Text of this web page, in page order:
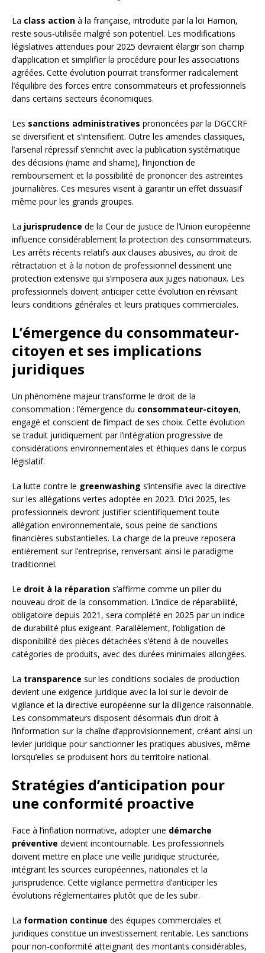
La class action à la française, introduite par la loi Hamon,
reste sous-utilisée malgré son potentiel. Les modifications
législatives attendues pour 2025 devraient élargir son champ
d’application et simplifier la procédure pour les associations
agréées. Cette évolution pourrait transformer radicalement
l’équilibre des forces entre consommateurs et professionnels
dans certains secteurs économiques.
Les sanctions administratives prononcées par la DGCCRF
se diversifient et s’intensifient. Outre les amendes classiques,
l’arsenal répressif s’enrichit avec la publication systématique
des décisions (name and shame), l’injonction de
remboursement et la possibilité de prononcer des astreintes
journalières. Ces mesures visent à garantir un effet dissuasif
même pour les grands groupes.
La jurisprudence de la Cour de justice de l’Union européenne
influence considérablement la protection des consommateurs.
Les arrêts récents relatifs aux clauses abusives, au droit de
rétractation et à la notion de professionnel dessinent une
protection extensive qui s’imposera aux juges nationaux. Les
professionnels doivent anticiper cette évolution en révisant
leurs conditions générales et leurs pratiques commerciales.
L’émergence du consommateur-
citoyen et ses implications
juridiques
Un phénomène majeur transforme le droit de la
consommation : l’émergence du consommateur-citoyen,
engagé et conscient de l’impact de ses choix. Cette évolution
se traduit juridiquement par l’intégration progressive de
considérations environnementales et éthiques dans le corpus
législatif.
La lutte contre le greenwashing s’intensifie avec la directive
sur les allégations vertes adoptée en 2023. D’ici 2025, les
professionnels devront justifier scientifiquement toute
allégation environnementale, sous peine de sanctions
financières substantielles. La charge de la preuve reposera
entièrement sur l’entreprise, renversant ainsi le paradigme
traditionnel.
Le droit à la réparation s’affirme comme un pilier du
nouveau droit de la consommation. L’indice de réparabilité,
obligatoire depuis 2021, sera complété en 2025 par un indice
de durabilité plus exigeant. Parallèlement, l’obligation de
disponibilité des pièces détachées s’étend à de nouvelles
catégories de produits, avec des durées minimales allongées.
La transparence sur les conditions sociales de production
devient une exigence juridique avec la loi sur le devoir de
vigilance et la directive européenne sur la diligence raisonnable.
Les consommateurs disposent désormais d’un droit à
l’information sur la chaîne d’approvisionnement, créant ainsi un
levier juridique pour sanctionner les pratiques abusives, même
lorsqu’elles se produisent hors du territoire national.
Stratégies d’anticipation pour
une conformité proactive
Face à l’inflation normative, adopter une démarche
préventive devient incontournable. Les professionnels
doivent mettre en place une veille juridique structurée,
intégrant les sources européennes, nationales et la
jurisprudence. Cette vigilance permettra d’anticiper les
évolutions réglementaires plutôt que de les subir.
La formation continue des équipes commerciales et
juridiques constitue un investissement rentable. Les sanctions
pour non-conformité atteignant des montants considérables,